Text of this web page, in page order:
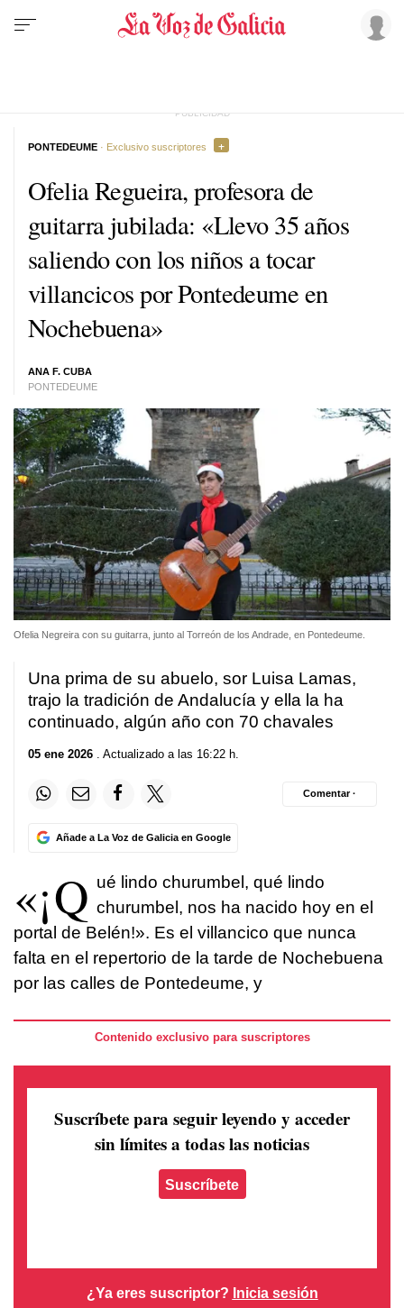
Ofelia Regueira, profesora de
guitarra jubilada: «Llevo 35 años
saliendo con los niños a tocar
villancicos por Pontedeume en
Nochebuena»
ANA F. CUBA
PONTEDEUME
PONTEDEUME · Exclusivo suscriptores
Ofelia Negreira con su guitarra, junto al Torreón de los Andrade, en Pontedeume.
Una prima de su abuelo, sor Luisa Lamas,
trajo la tradición de Andalucía y ella la ha
continuado, algún año con 70 chavales
05 ene 2026 . Actualizado a las 16:22 h.
Añade a La Voz de Galicia en Google
Comentar ·
«¡Q ué lindo churumbel, qué lindo
churumbel, nos ha nacido hoy en el
portal de Belén!». Es el villancico que nunca
falta en el repertorio de la tarde de Nochebuena
por las calles de Pontedeume, y
Contenido exclusivo para suscriptores
Suscríbete para seguir leyendo y acceder
sin límites a todas las noticias
Suscríbete
¿Ya eres suscriptor? Inicia sesión